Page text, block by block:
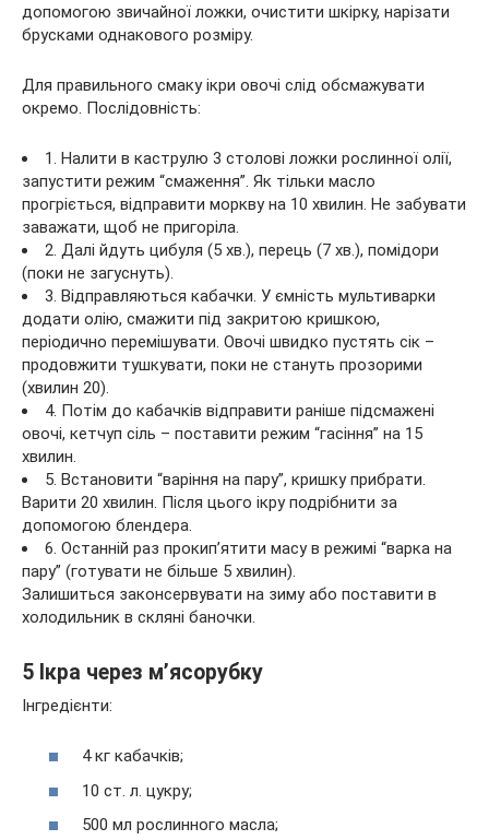
допомогою звичайної ложки, очистити шкірку, нарізати
брусками однакового розміру.
Для правильного смаку ікри овочі слід обсмажувати
окремо. Послідовність:
1. Налити в каструлю 3 столові ложки рослинної олії,
запустити режим “смаження”. Як тільки масло
прогріється, відправити моркву на 10 хвилин. Не забувати
заважати, щоб не пригоріла.
2. Далі йдуть цибуля (5 хв.), перець (7 хв.), помідори
(поки не загуснуть).
3. Відправляються кабачки. У ємність мультиварки
додати олію, смажити під закритою кришкою,
періодично перемішувати. Овочі швидко пустять сік –
продовжити тушкувати, поки не стануть прозорими
(хвилин 20).
4. Потім до кабачків відправити раніше підсмажені
овочі, кетчуп сіль – поставити режим “гасіння” на 15
хвилин.
5. Встановити “варіння на пару”, кришку прибрати.
Варити 20 хвилин. Після цього ікру подрібнити за
допомогою блендера.
6. Останній раз прокип’ятити масу в режимі “варка на
пару” (готувати не більше 5 хвилин).
Залишиться законсервувати на зиму або поставити в
холодильник в скляні баночки.
5 Ікра через м’ясорубку
Інгредієнти:
4 кг кабачків;
10 ст. л. цукру;
500 мл рослинного масла;